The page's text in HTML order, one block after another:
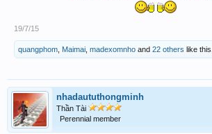
19/7/15
quangphom Maimai madexomnho and 22 others like this.
nhadaututhongminh
Thần Tài
Perennial member